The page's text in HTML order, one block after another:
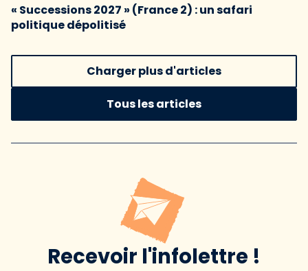
« Successions 2027 » (France 2) : un safari
politique dépolitisé
Charger plus d'articles
Tous les articles
Recevoir l'infolettre !